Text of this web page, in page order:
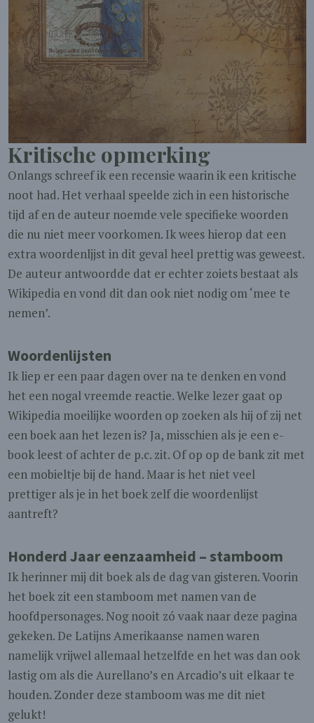
Kritische opmerking
Onlangs schreef ik een recensie waarin ik een kritische
noot had. Het verhaal speelde zich in een historische
tijd af en de auteur noemde vele specifieke woorden
die nu niet meer voorkomen. Ik wees hierop dat een
extra woordenljjst in dit geval heel prettig was geweest.
De auteur antwoordde dat er echter zoiets bestaat als
Wikipedia en vond dit dan ook niet nodig om ‘mee te
nemen’.
Woordenlijsten
Ik liep er een paar dagen over na te denken en vond
het een nogal vreemde reactie. Welke lezer gaat op
Wikipedia moeilijke woorden op zoeken als hij of zij net
een boek aan het lezen is? Ja, misschien als je een e-
book leest of achter de p.c. zit. Of op op de bank zit met
een mobieltje bij de hand. Maar is het niet veel
prettiger als je in het boek zelf die woordenlijst
aantreft?
Honderd Jaar eenzaamheid – stamboom
Ik herinner mij dit boek als de dag van gisteren. Voorin
het boek zit een stamboom met namen van de
hoofdpersonages. Nog nooit zó vaak naar deze pagina
gekeken. De Latijns Amerikaanse namen waren
namelijk vrijwel allemaal hetzelfde en het was dan ook
lastig om als die Aurellano’s en Arcadio’s uit elkaar te
houden. Zonder deze stamboom was me dit niet
gelukt!